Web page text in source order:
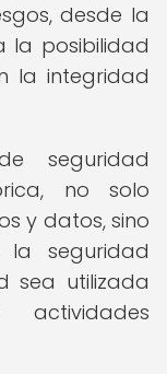
desde la
la posibilidad
la integridad
seguridad
no solo
y datos, sino
seguridad
sea utilizada